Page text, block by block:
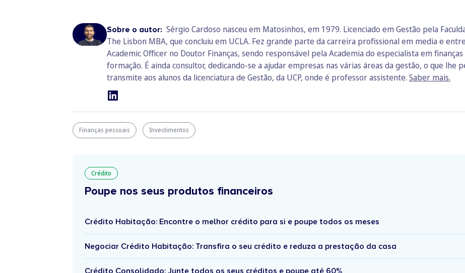
Sobre o autor: Sérgio Cardoso nasceu em Matosinhos, em 1979. Licenciado em Gestão pela
The Lisbon MBA, que concluiu em UCLA. Fez grande parte da carreira profissional em media e
Academic Officer no Doutor Finanças, sendo responsável pela Academia do especialista em
formação. É ainda consultor, dedicando-se a ajudar empresas nas várias áreas da gestão, o que lhe
transmite aos alunos da licenciatura de Gestão, da UCP, onde é professor assistente. Saber mais.
Finanças pessoais Investimentos
Crédito
Poupe nos seus produtos financeiros
Crédito Habitação: Encontre o melhor crédito para si e poupe todos os meses
Negociar Crédito Habitação: Transfira o seu crédito e reduza a prestação da casa
Crédito Consolidado: Junte todos os seus créditos e poupe até 60%